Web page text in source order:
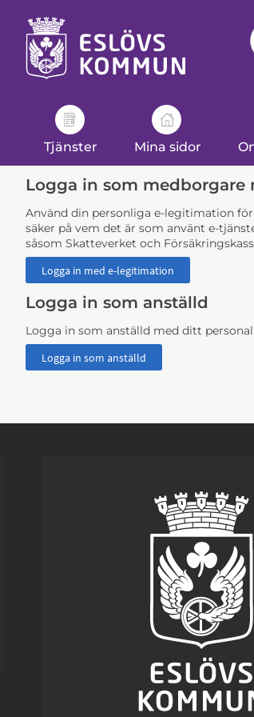
tjänster
kommun
Tjänster Mina sidor
Logga in som
Använd din personliga e-legitimation
säker på vem det är som använt e-
såsom Skatteverket och
Logga in som anställd
Logga in som anställd med ditt